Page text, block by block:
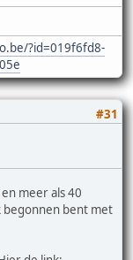
?id=019f6fd8-
#31
meer als 40
begonnen bent met